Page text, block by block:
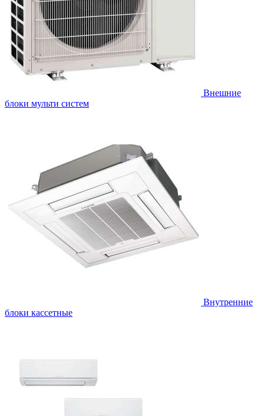
Внешние
блоки мульти систем
Внутренние
блоки кассетные